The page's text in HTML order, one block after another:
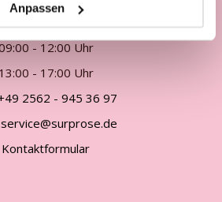
Anpassen
- 12:00 Uhr
13:00 - 17:00 Uhr
2562 - 945 36 97
service@surprose.de
Kontaktformular